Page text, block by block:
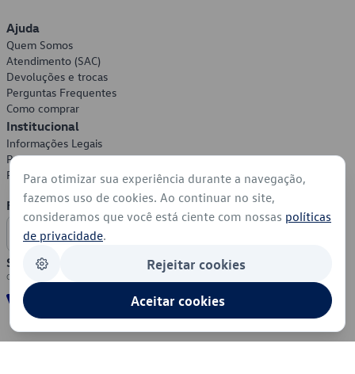
Ajuda
Quem Somos
Atendimento (SAC)
Devoluções e trocas
Perguntas Frequentes
Como comprar
Institucional
Informações Legais
Política de Privacidade
Política de Cookies
Formas de Pagamento
Segurança
Para otimizar sua experiência durante a navegação,
fazemos uso de cookies. Ao continuar no site,
consideramos que você está ciente com nossas políticas
de privacidade.
Rejeitar cookies
Aceitar cookies